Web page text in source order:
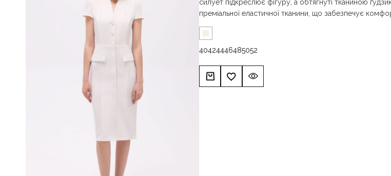
силует підкреслює фігуру, а обтягнуті тканиною
преміальної еластичної тканини, що забезпечує
40424446485052